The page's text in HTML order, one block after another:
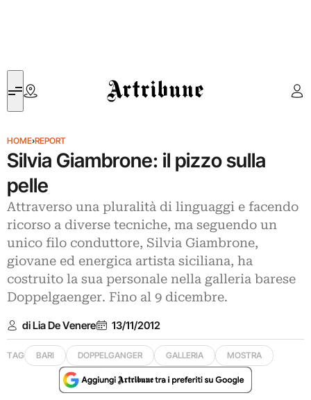
Artribune
HOME›REPORT
Silvia Giambrone: il pizzo sulla
pelle
Attraverso una pluralità di linguaggi e facendo
ricorso a diverse tecniche, ma seguendo un
unico filo conduttore, Silvia Giambrone,
giovane ed energica artista siciliana, ha
costruito la sua personale nella galleria barese
Doppelgaenger. Fino al 9 dicembre.
di Lia De Venere 13/11/2012
TAG BARI DOPPELGANGER GALLERIA MOSTRA